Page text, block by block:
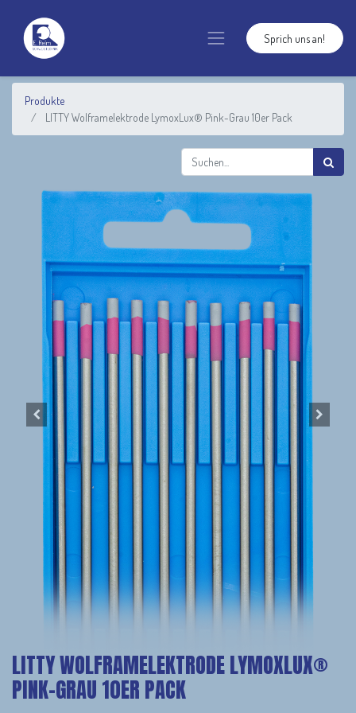
Sprich uns an!
Produkte
LITTY Wolframelektrode LymoxLux® Pink-Grau 10er Pack
LITTY WOLFRAMELEKTRODE LYMOXLUX®
PINK-GRAU 10ER PACK